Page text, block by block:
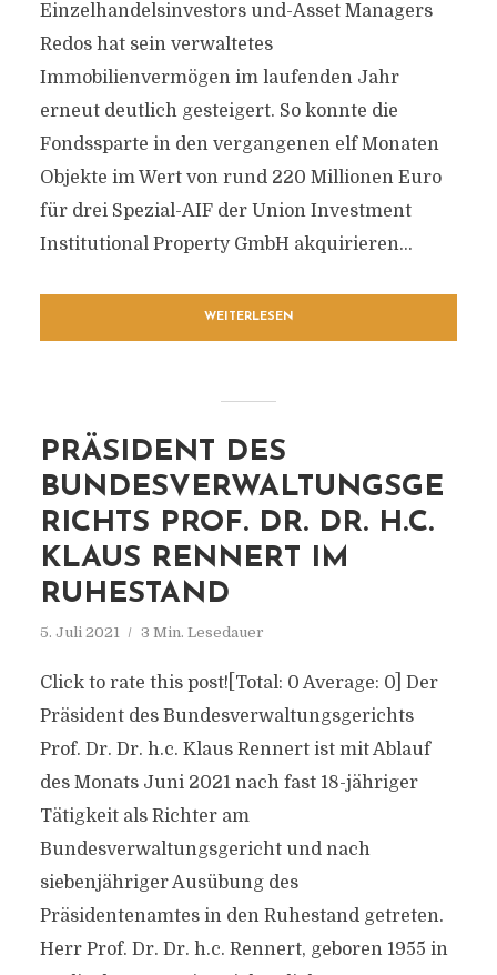
Einzelhandelsinvestors und-Asset Managers
Redos hat sein verwaltetes
Immobilienvermögen im laufenden Jahr
erneut deutlich gesteigert. So konnte die
Fondssparte in den vergangenen elf Monaten
Objekte im Wert von rund 220 Millionen Euro
für drei Spezial-AIF der Union Investment
Institutional Property GmbH akquirieren...
WEITERLESEN
PRÄSIDENT DES
BUNDESVERWALTUNGSGE
RICHTS PROF. DR. DR. H.C.
KLAUS RENNERT IM
RUHESTAND
5. Juli 2021 3 Min. Lesedauer
Click to rate this post![Total: 0 Average: 0] Der
Präsident des Bundesverwaltungsgerichts
Prof. Dr. Dr. h.c. Klaus Rennert ist mit Ablauf
des Monats Juni 2021 nach fast 18-jähriger
Tätigkeit als Richter am
Bundesverwaltungsgericht und nach
siebenjähriger Ausübung des
Präsidentenamtes in den Ruhestand getreten.
Herr Prof. Dr. Dr. h.c. Rennert, geboren 1955 in